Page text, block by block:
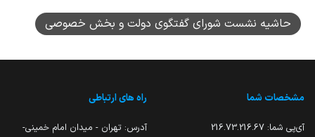
حاشیه نشست شورای گفتگوی دولت و بخش خصوصی
مشخصات شما
آی‌پی شما: 216.73.216.67
راه های ارتباطی
آدرس: تهران - میدان امام خمینی-